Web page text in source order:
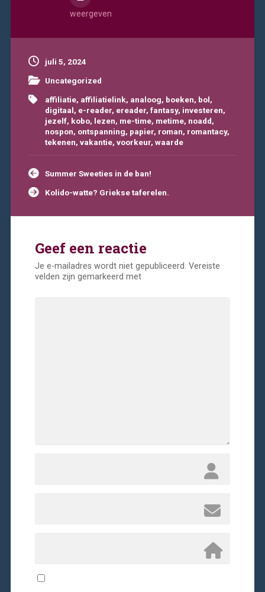
weergeven
juli 5, 2024
Uncategorized
affiliatie, affiliatielink, analoog, boeken, bol,
digitaal, e-reader, ereader, fantasy, investeren,
jezelf, kobo, lezen, me-time, metime, noadd,
nospon, ontspanning, papier, roman, romantacy,
tekenen, vakantie, voorkeur, waarde
Bericht
navigatie
Summer Sweeties in de ban!
Kolido-watte? Griekse taferelen.
Geef een reactie
Je e-mailadres wordt niet gepubliceerd. Vereiste
velden zijn gemarkeerd met